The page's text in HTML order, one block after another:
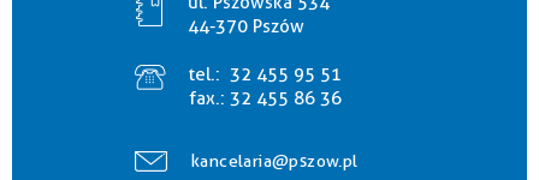
44-370 Pszów
tel.: 32 455 95 51
fax.: 32 455 86 36
kancelaria@pszow.pl